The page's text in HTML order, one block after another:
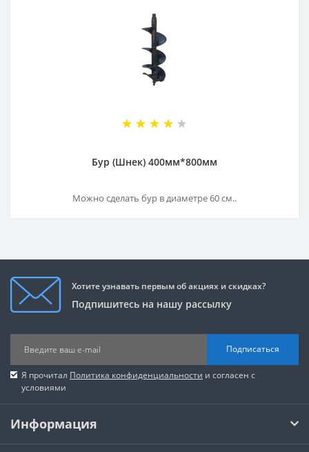
Бур (Шнек) 400мм*800мм
Можно сделать бур в диаметре 60 см..
Хотите узнавать первым об акциях и скидках?
Подпишитесь на нашу рассылку
Подписаться
Я прочитал Политика конфиденциальности и согласен с
условиями
Информация